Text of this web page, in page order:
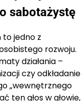
sabotażystę
to jedno z
rozwoju.
działania –
czy odkładanie
„wewnętrznego
ten głos w głowie,